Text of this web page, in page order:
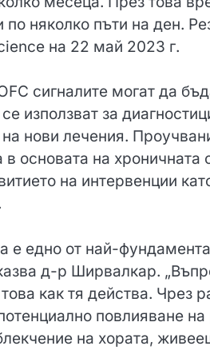
по няколко пъти на ден.
на 22 май 2023 г.
сигналите могат да
използват за
нови лечения.
основата на
на интервенции
е едно от най-
д-р Ширвалкар.
как тя действа. Чрез
повлияване
на хората,